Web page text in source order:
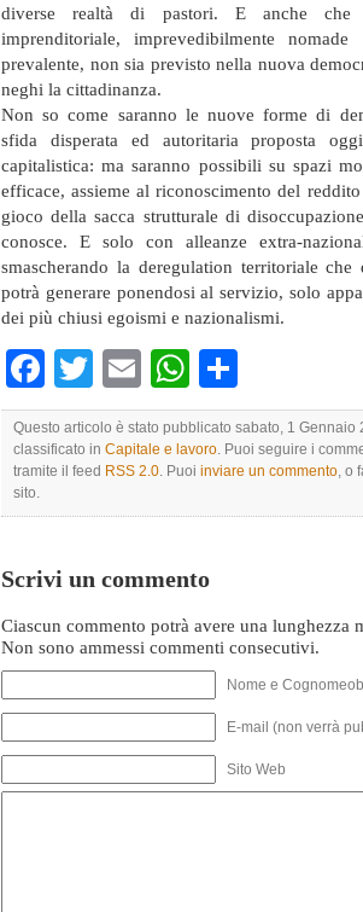
diverse realtà di pastori. E anche
imprenditoriale, imprevedibilmente
prevalente, non sia previsto nella nuova
neghi la cittadinanza.
Non so come saranno le nuove forme di
sfida disperata ed autoritaria proposta
capitalistica: ma saranno possibili su spazi
efficace, assieme al riconoscimento del
gioco della sacca strutturale di
conosce. E solo con alleanze extra-
smascherando la deregulation territoriale
potrà generare ponendosi al servizio, solo
dei più chiusi egoismi e nazionalismi.
Facebook
TwitterEmailWhatsApp
Questo articolo è stato pubblicato sabato, 1 Gennaio
classificato in Capitale e lavoro. Puoi seguire i
tramite il feed RSS 2.0. Puoi inviare un commento, o
sito.
Scrivi un commento
Ciascun commento potrà avere una lunghezza
Non sono ammessi commenti consecutivi.
Nome e
E-mail (non verrà
Sito Web